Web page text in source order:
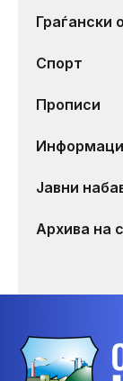
Граѓански
Спорт
Прописи
Јавни
Архива на